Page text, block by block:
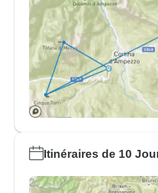
Itinéraires de 10